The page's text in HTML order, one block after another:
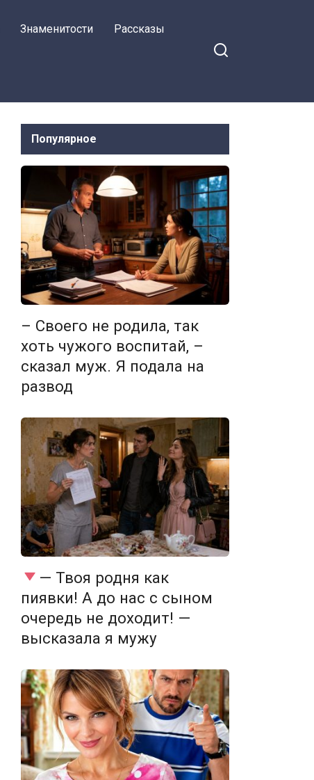
Знаменитости Рассказы
Популярное
– Своего не родила, так
хоть чужого воспитай, –
сказал муж. Я подала на
развод
— Твоя родня как
пиявки! А до нас с сыном
очередь не доходит! —
высказала я мужу